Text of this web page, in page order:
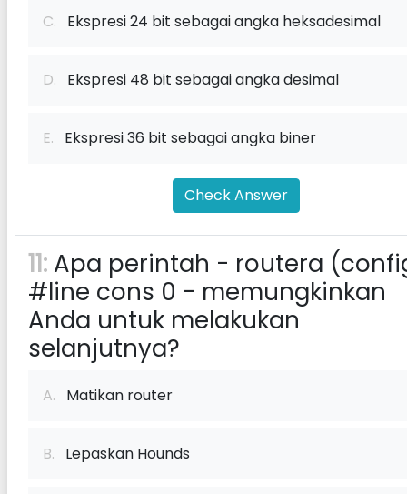
C. Ekspresi 24 bit sebagai angka heksadesimal
D. Ekspresi 48 bit sebagai angka desimal
E. Ekspresi 36 bit sebagai angka biner
Check Answer
11: Apa perintah - routera
#line cons 0 - memungkinkan
Anda untuk melakukan
selanjutnya?
A. Matikan router
B. Lepaskan Hounds